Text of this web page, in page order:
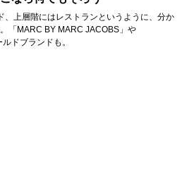
、上層階にはレストランというように、分か
「MARC BY MARC JACOBS」や
ドブランドも。